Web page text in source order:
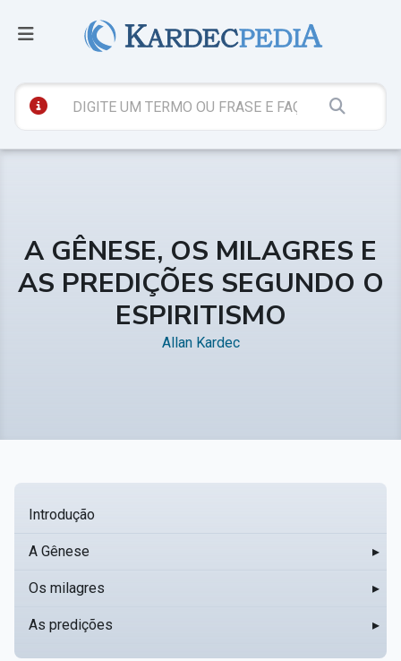
A GÊNESE, OS MILAGRES E
AS PREDIÇÕES SEGUNDO O
ESPIRITISMO
Allan Kardec
Introdução
A Gênese ▸
Os milagres ▸
As predições ▸